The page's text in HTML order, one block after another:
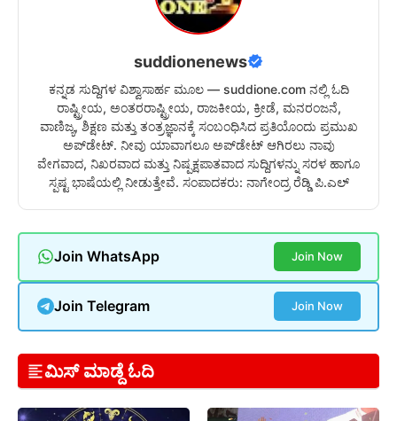
suddionenews
ಕನ್ನಡ ಸುದ್ದಿಗಳ ವಿಶ್ವಾಸಾರ್ಹ ಮೂಲ — suddione.com ನಲ್ಲಿ ಓದಿ
ರಾಷ್ಟ್ರೀಯ, ಅಂತರರಾಷ್ಟ್ರೀಯ, ರಾಜಕೀಯ, ಕ್ರೀಡೆ, ಮನರಂಜನೆ,
ವಾಣಿಜ್ಯ, ಶಿಕ್ಷಣ ಮತ್ತು ತಂತ್ರಜ್ಞಾನಕ್ಕೆ ಸಂಬಂಧಿಸಿದ ಪ್ರತಿಯೊಂದು ಪ್ರಮುಖ
ಅಪ್‌ಡೇಟ್. ನೀವು ಯಾವಾಗಲೂ ಅಪ್‌ಡೇಟ್ ಆಗಿರಲು ನಾವು
ವೇಗವಾದ, ನಿಖರವಾದ ಮತ್ತು ನಿಷ್ಪಕ್ಷಪಾತವಾದ ಸುದ್ದಿಗಳನ್ನು ಸರಳ ಹಾಗೂ
ಸ್ಪಷ್ಟ ಭಾಷೆಯಲ್ಲಿ ನೀಡುತ್ತೇವೆ. ಸಂಪಾದಕರು: ನಾಗೇಂದ್ರ ರೆಡ್ಡಿ ಪಿ.ಎಲ್
Join WhatsApp Join Now
Join Telegram Join Now
ಮಿಸ್ ಮಾಡ್ದೆ ಓದಿ